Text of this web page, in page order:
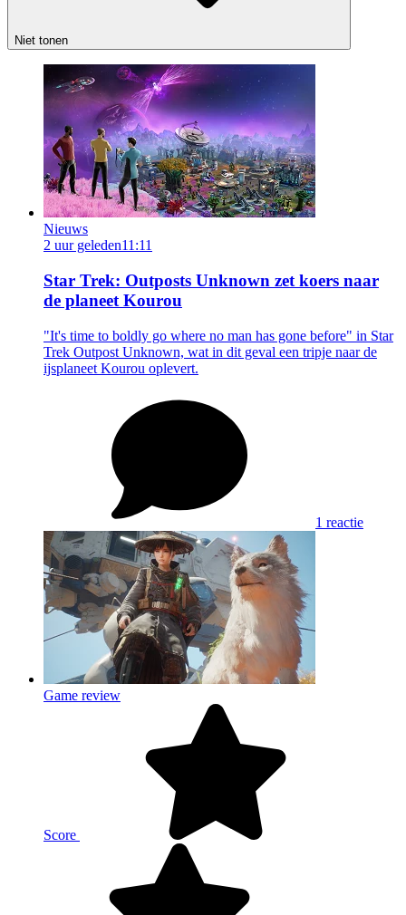
Niet tonen
Nieuws
2 uur geleden11:11
Star Trek: Outposts Unknown zet koers naar
de planeet Kourou
"It's time to boldly go where no man has gone before" in Star
Trek Outpost Unknown, wat in dit geval een tripje naar de
ijsplaneet Kourou oplevert.
1 reactie
Game review
Score